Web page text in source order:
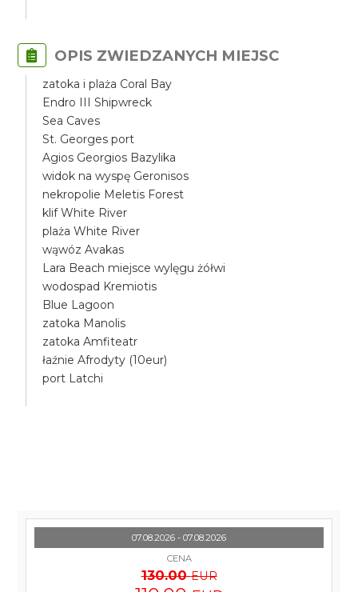
OPIS ZWIEDZANYCH MIEJSC
zatoka i plaża Coral Bay
Endro III Shipwreck
Sea Caves
St. Georges port
Agios Georgios Bazylika
widok na wyspę Geronisos
nekropolie Meletis Forest
klif White River
plaża White River
wąwóz Avakas
Lara Beach miejsce wylęgu żółwi
wodospad Kremiotis
Blue Lagoon
zatoka Manolis
zatoka Amfiteatr
łaźnie Afrodyty (10eur)
port Latchi
07.08.2026 - 07.08.2026
CENA
130.00 EUR